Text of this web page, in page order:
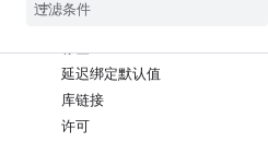
java
延迟绑定默认值
库链接
许可